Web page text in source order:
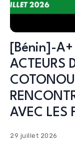
[Bénin]-A+
ACTEURS
AVEC LES
29 juillet 2026